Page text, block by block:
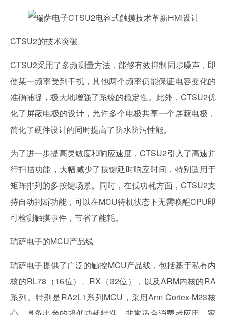
CTSU2的技术突破
CTSU2采用了多频测量方法，能够有效抑制同步噪声，即
使某一频率受到干扰，其他两个频率仍能保证电容变化的
准确捕捉，极大地增强了系统的稳定性。此外，CTSU2优
化了屏蔽电极的设计，允许多个电极共享一个屏蔽电极，
简化了硬件设计的同时提高了防水防污性能。
为了进一步提高灵敏度和响应速度，CTSU2引入了高速并
行扫描功能，大幅减少了按键延时响应时间，特别适用于
矩阵排列的多按键场景。同时，在低功耗方面，CTSU2支
持自动判断功能，可以在MCU待机状态下无需唤醒CPU即
可检测触摸事件，节省了能耗。
瑞萨电子的MCU产品线
瑞萨电子提供了广泛的触控MCU产品线，包括基于私有内
核的RL78（16位）、RX（32位），以及ARM内核的RA
系列。特别是RA2L1系列MCU，采用Arm Cortex-M23核